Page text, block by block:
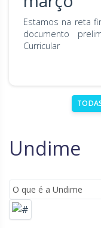
Rio Grande do Sul
Santa Catarina
Estamos na reta
documento
Curricular
Undime
O que é a Undime